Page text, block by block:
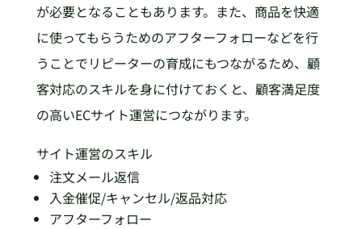
が必要となることもあります。また、商品を快適
に使ってもらうためのアフターフォローなどを行
うことでリピーターの育成にもつながるため、顧
客対応のスキルを身に付けておくと、顧客満足度
の高いECサイト運営につながります。
サイト運営のスキル
注文メール返信
入金催促/キャンセル/返品対応
アフターフォロー